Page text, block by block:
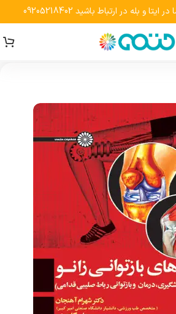
بله در ارتباط باشید 09205218402